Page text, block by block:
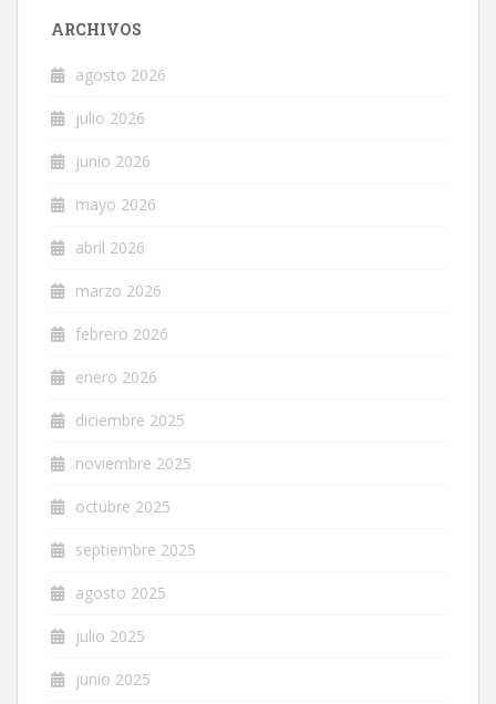
ARCHIVOS
agosto 2026
julio 2026
junio 2026
mayo 2026
abril 2026
marzo 2026
febrero 2026
enero 2026
diciembre 2025
noviembre 2025
octubre 2025
septiembre 2025
agosto 2025
julio 2025
junio 2025